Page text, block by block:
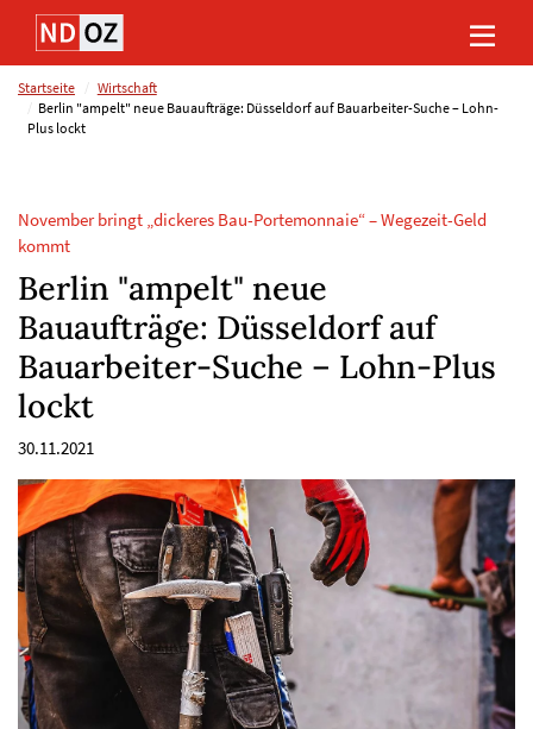
Direkt
Inhalt
(Eingabetaste)
Direkt
Hauptmenu
(Eingabetaste)
Direkt
Suche
(Eingabetaste)
Direkt
Footer
(Eingabetaste)
Startseite
Wirtschaft
Berlin "ampelt" neue Bauaufträge: Düsseldorf auf Bauarbeiter-Suche – Lohn-
Plus lockt
November bringt „dickeres Bau-Portemonnaie“ – Wegezeit-Geld
kommt
Berlin "ampelt" neue
Bauaufträge: Düsseldorf auf
Bauarbeiter-Suche – Lohn-Plus
lockt
30.11.2021